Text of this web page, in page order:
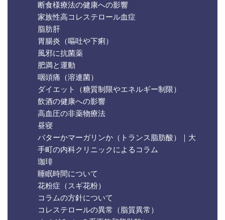
断食様療法の健康への影響
家族性高コレステロール血症
脂肪肝
胃腸炎（嘔吐や下痢）
風邪に抗菌薬
肥満と運動
咽頭痛（溶連菌）
ダイエット（糖質制限やエネルギー制限）
飲酒の健康への影響
高血圧の非薬物療法
昼寝
バターかマーガリンか（トランス脂肪酸）｜大
手町の内科クリニックによるコラム
珈琲
睡眠時間について
花粉症（スギ花粉）
コラムの方針について
コレステロールの異常（脂質異常）